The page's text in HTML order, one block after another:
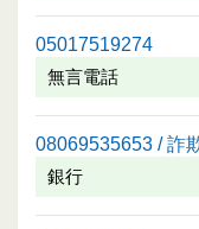
05017519274
無言電話
08069535653 / 詐
銀行